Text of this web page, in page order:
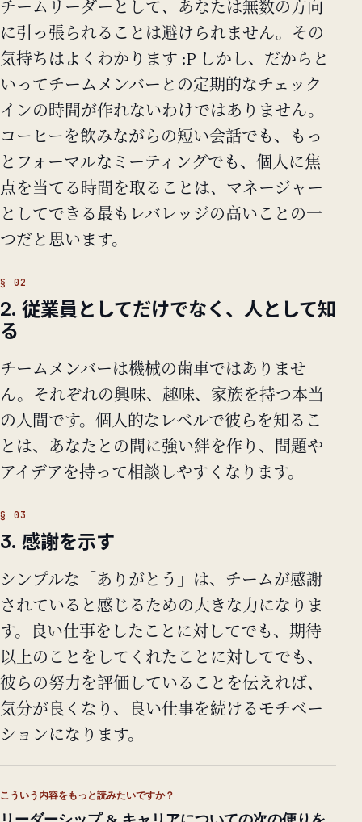
チームリーダーとして、あなたは無数の方向
に引っ張られることは避けられません。その
気持ちはよくわかります :P しかし、だからと
いってチームメンバーとの定期的なチェック
インの時間が作れないわけではありません。
コーヒーを飲みながらの短い会話でも、もっ
とフォーマルなミーティングでも、個人に焦
点を当てる時間を取ることは、マネージャー
としてできる最もレバレッジの高いことの一
つだと思います。
2. 従業員としてだけでなく、人として知
る
チームメンバーは機械の歯車ではありませ
ん。それぞれの興味、趣味、家族を持つ本当
の人間です。個人的なレベルで彼らを知るこ
とは、あなたとの間に強い絆を作り、問題や
アイデアを持って相談しやすくなります。
3. 感謝を示す
シンプルな「ありがとう」は、チームが感謝
されていると感じるための大きな力になりま
す。良い仕事をしたことに対してでも、期待
以上のことをしてくれたことに対してでも、
彼らの努力を評価していることを伝えれば、
気分が良くなり、良い仕事を続けるモチベー
ションになります。
こういう内容をもっと読みたいですか？